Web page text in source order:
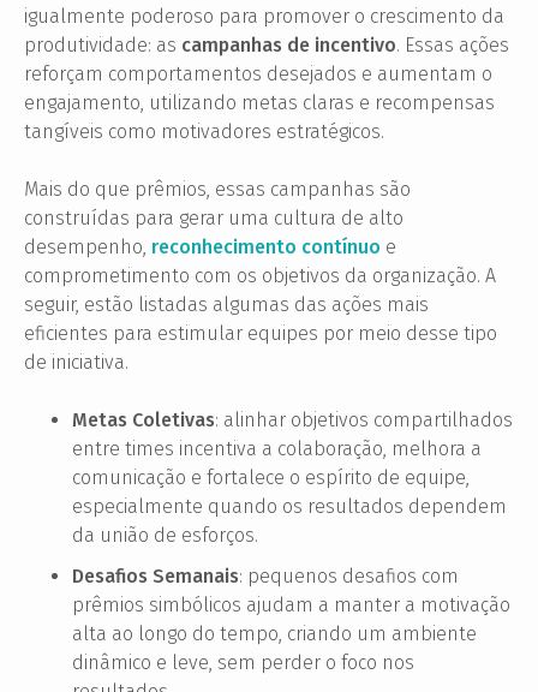
igualmente poderoso para promover o crescimento da
produtividade: as campanhas de incentivo. Essas ações
reforçam comportamentos desejados e aumentam o
engajamento, utilizando metas claras e recompensas
tangíveis como motivadores estratégicos.
Mais do que prêmios, essas campanhas são
construídas para gerar uma cultura de alto
desempenho, reconhecimento contínuo e
comprometimento com os objetivos da organização. A
seguir, estão listadas algumas das ações mais
eficientes para estimular equipes por meio desse tipo
de iniciativa.
Metas Coletivas: alinhar objetivos compartilhados
entre times incentiva a colaboração, melhora a
comunicação e fortalece o espírito de equipe,
especialmente quando os resultados dependem
da união de esforços.
Desafios Semanais: pequenos desafios com
prêmios simbólicos ajudam a manter a motivação
alta ao longo do tempo, criando um ambiente
dinâmico e leve, sem perder o foco nos